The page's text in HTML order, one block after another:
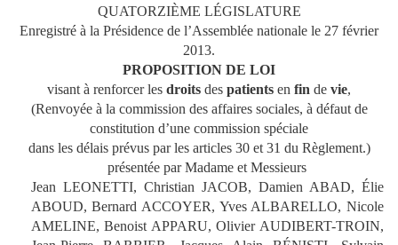
QUATORZIÈME LÉGISLATURE
Enregistré à la Présidence de l’Assemblée nationale le 27 février
2013.
PROPOSITION DE LOI
visant à renforcer les droits des patients en fin de vie,
(Renvoyée à la commission des affaires sociales, à défaut de
constitution d’une commission spéciale
dans les délais prévus par les articles 30 et 31 du Règlement.)
présentée par Madame et Messieurs
Jean LEONETTI, Christian JACOB, Damien ABAD, Élie
ABOUD, Bernard ACCOYER, Yves ALBARELLO, Nicole
AMELINE, Benoist APPARU, Olivier AUDIBERT-TROIN,